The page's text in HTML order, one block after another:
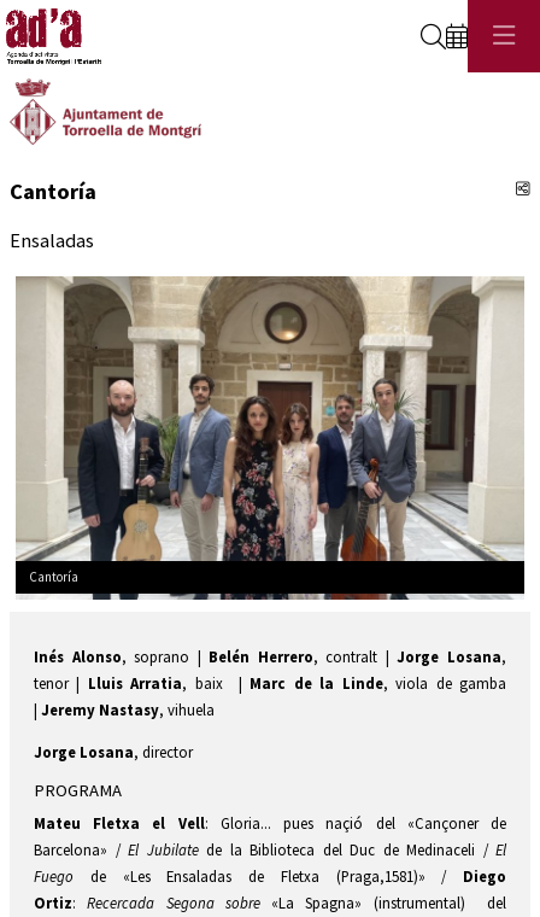
Cerca
Cantoría
Ensaladas
Cantoría
Inés Alonso, soprano | Belén Herrero, contralt |Jorge Losana,
tenor | Lluis Arratia, baix | Marc de la Linde, viola de gamba
| Jeremy Nastasy, vihuela
Jorge Losana, director
PROGRAMA
Mateu Fletxa el Vell: Gloria... pues naçió del «Cançoner de
Barcelona» / El Jubilate de la Biblioteca del Duc de Medinaceli / El
Fuego de «Les Ensaladas de Fletxa (Praga,1581)» /Diego
Ortiz:Recercada Segona sobre«La Spagna» (instrumental) del